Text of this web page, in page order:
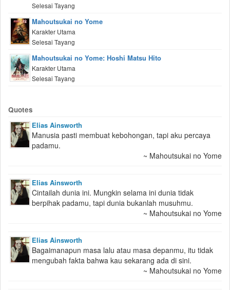
Selesai Tayang
Mahoutsukai no Yome
Karakter Utama
Selesai Tayang
Mahoutsukai no Yome: Hoshi Matsu Hito
Karakter Utama
Selesai Tayang
Quotes
Elias Ainsworth
Manusia pasti membuat kebohongan, tapi aku percaya
padamu.
~ Mahoutsukai no Yome
Elias Ainsworth
Cintailah dunia ini. Mungkin selama ini dunia tidak
berpihak padamu, tapi dunia bukanlah musuhmu.
~ Mahoutsukai no Yome
Elias Ainsworth
Bagaimanapun masa lalu atau masa depanmu, itu tidak
mengubah fakta bahwa kau sekarang ada di sini.
~ Mahoutsukai no Yome